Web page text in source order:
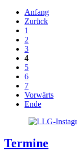
Anfang
Zurück
1
2
3
4
5
6
7
Vorwärts
Ende
Termine